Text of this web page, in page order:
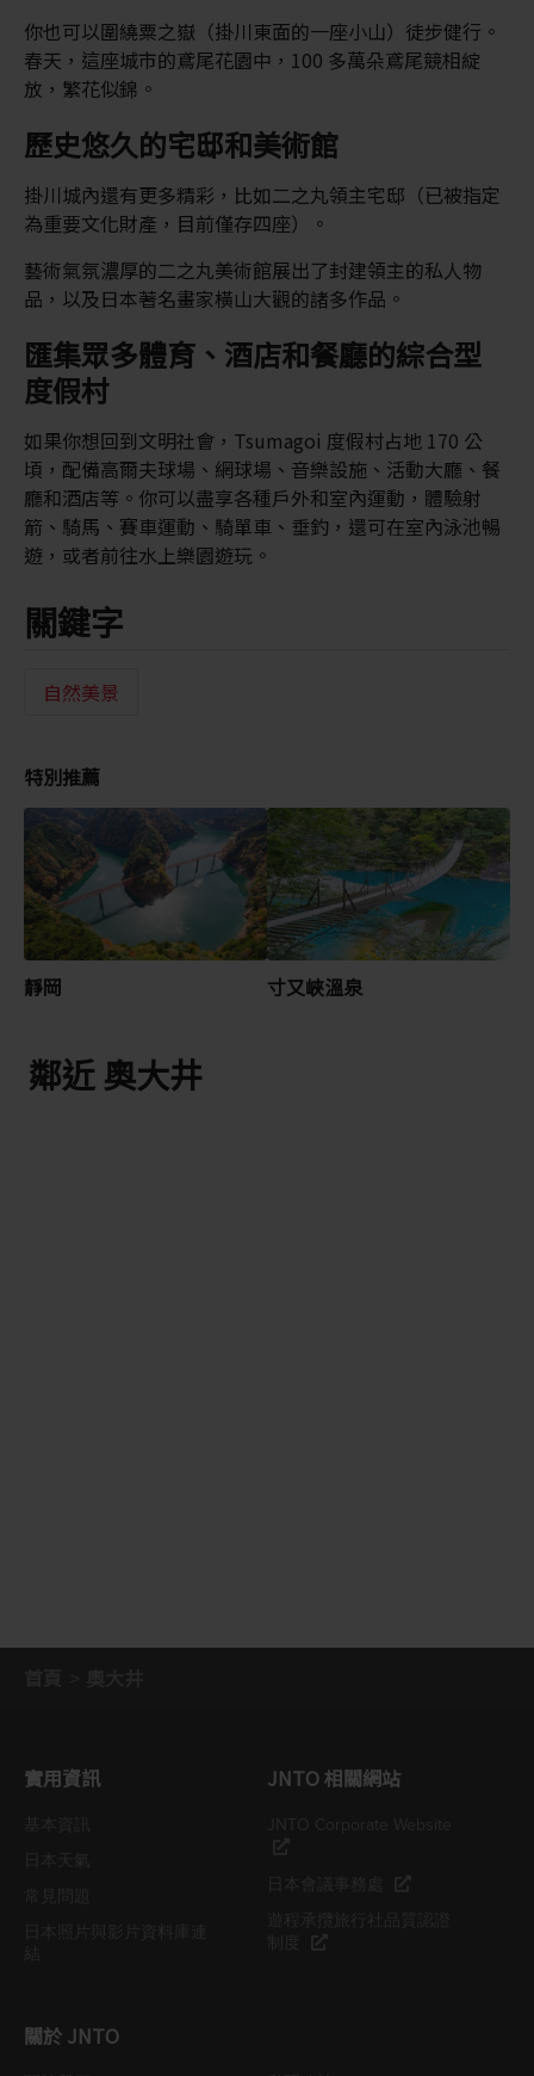
你也可以圍繞粟之嶽（掛川東面的一座小山）徒步健行。
春天，這座城市的鳶尾花園中，100 多萬朵鳶尾競相綻
放，繁花似錦。
歷史悠久的宅邸和美術館
掛川城內還有更多精彩，比如二之丸領主宅邸（已被指定
為重要文化財產，目前僅存四座）。
藝術氣氛濃厚的二之丸美術館展出了封建領主的私人物
品，以及日本著名畫家橫山大觀的諸多作品。
匯集眾多體育、酒店和餐廳的綜合型
度假村
如果你想回到文明社會，Tsumagoi 度假村占地 170 公
頃，配備高爾夫球場、網球場、音樂設施、活動大廳、餐
廳和酒店等。你可以盡享各種戶外和室內運動，體驗射
箭、騎馬、賽車運動、騎單車、垂釣，還可在室內泳池暢
遊，或者前往水上樂園遊玩。
關鍵字
自然美景
特別推薦
靜岡 寸又峽溫泉
鄰近 奧大井
實用資訊 JNTO 相關網站
關於 JNTO